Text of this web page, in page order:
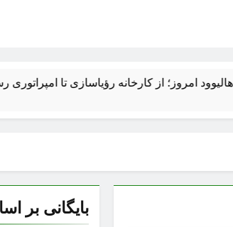
از کارخانه رؤیاسازی تا امپراتوری
بایگانی بر